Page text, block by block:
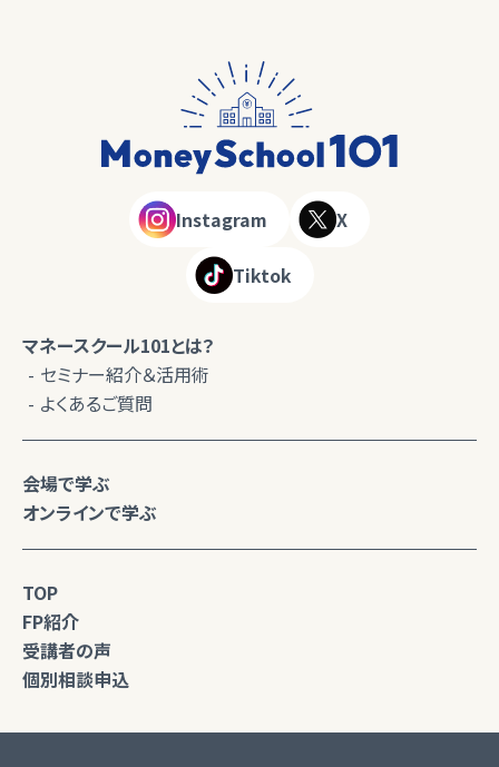
Instagram X
Tiktok
マネースクール101とは？
セミナー紹介＆活用術
よくあるご質問
会場で学ぶ
オンラインで学ぶ
TOP
FP紹介
受講者の声
個別相談申込